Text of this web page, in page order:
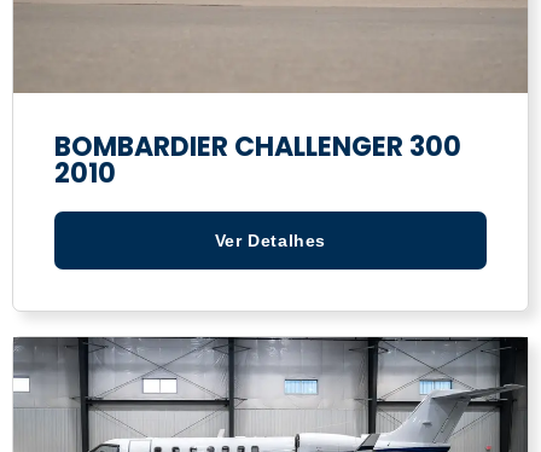
BOMBARDIER CHALLENGER 300
2010
Ver Detalhes